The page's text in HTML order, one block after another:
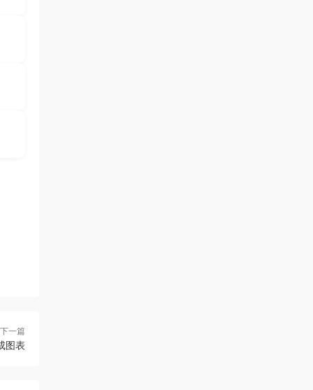
下一篇
图表